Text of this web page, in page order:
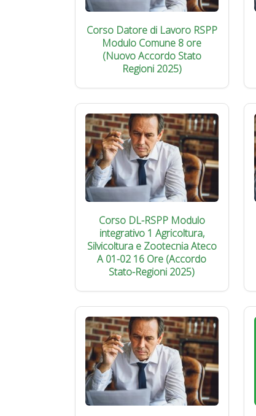
Corso Datore di Lavoro RSPP
Modulo Comune 8 ore
(Nuovo Accordo Stato
Regioni 2025)
Corso DL-RSPP Modulo
integrativo 1 Agricoltura,
Silvicoltura e Zootecnia Ateco
A 01-02 16 Ore (Accordo
Stato-Regioni 2025)